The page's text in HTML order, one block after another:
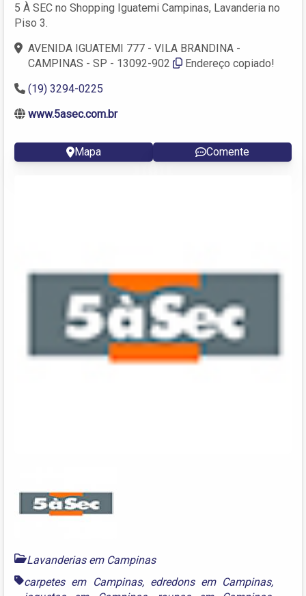
5 À SEC no Shopping Iguatemi Campinas, Lavanderia no
Piso 3.
AVENIDA IGUATEMI 777 - VILA BRANDINA -
CAMPINAS - SP - 13092-902
Endereço copiado!
(19) 3294-0225
www.5asec.com.br
Mapa Comente
Lavanderias em Campinas
carpetes em Campinas, edredons em Campinas,